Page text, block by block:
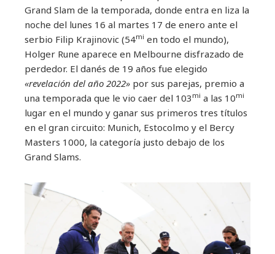
Grand Slam de la temporada, donde entra en liza la
noche del lunes 16 al martes 17 de enero ante el
serbio Filip Krajinovic (54mi en todo el mundo),
Holger Rune aparece en Melbourne disfrazado de
perdedor. El danés de 19 años fue elegido
«revelación del año 2022» por sus parejas, premio a
una temporada que le vio caer del 103 mi a las 10mi
lugar en el mundo y ganar sus primeros tres títulos
en el gran circuito: Munich, Estocolmo y el Bercy
Masters 1000, la categoría justo debajo de los
Grand Slams.